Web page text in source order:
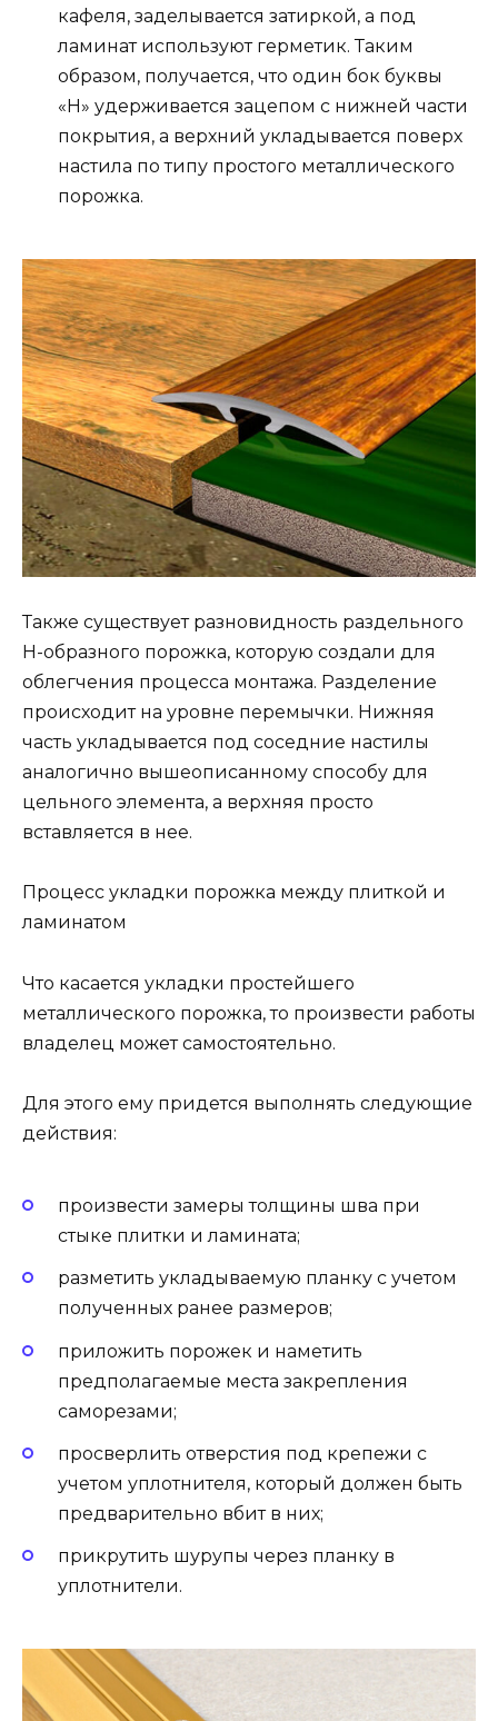
кафеля, заделывается затиркой, а под
ламинат используют герметик. Таким
образом, получается, что один бок буквы
«Н» удерживается зацепом с нижней части
покрытия, а верхний укладывается поверх
настила по типу простого металлического
порожка.
Также существует разновидность раздельного
Н-образного порожка, которую создали для
облегчения процесса монтажа. Разделение
происходит на уровне перемычки. Нижняя
часть укладывается под соседние настилы
аналогично вышеописанному способу для
цельного элемента, а верхняя просто
вставляется в нее.
Процесс укладки порожка между плиткой и
ламинатом
Что касается укладки простейшего
металлического порожка, то произвести работы
владелец может самостоятельно.
Для этого ему придется выполнять следующие
действия:
произвести замеры толщины шва при
стыке плитки и ламината;
разметить укладываемую планку с учетом
полученных ранее размеров;
приложить порожек и наметить
предполагаемые места закрепления
саморезами;
просверлить отверстия под крепежи с
учетом уплотнителя, который должен быть
предварительно вбит в них;
прикрутить шурупы через планку в
уплотнители.